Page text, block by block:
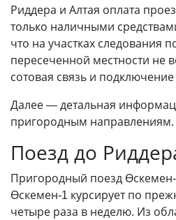
Риддера и Алтая оплата
только наличными
что на участках следования
пересеченной местности не
сотовая связь и подключение
Далее — детальная
пригородным направлениям.
Поезд до
Пригородный поезд
Өскемен-1 курсирует по
четыре раза в неделю. Из